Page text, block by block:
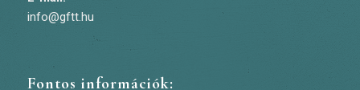
info@gftt.hu
Fontos információk: